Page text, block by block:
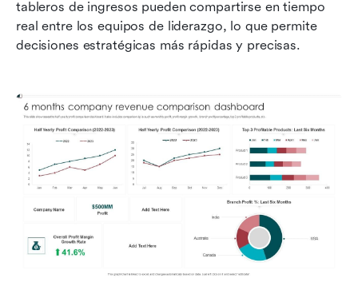
tableros de ingresos pueden compartirse en tiempo
real entre los equipos de liderazgo, lo que permite
decisiones estratégicas más rápidas y precisas.